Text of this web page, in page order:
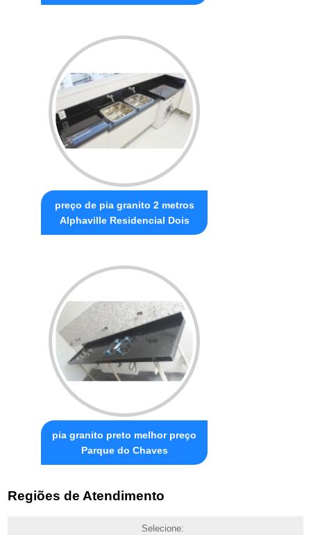
preço de pia granito 2 metros
Alphaville Residencial Dois
pia granito preto melhor preço
Parque do Chaves
Regiões de Atendimento
Selecione: